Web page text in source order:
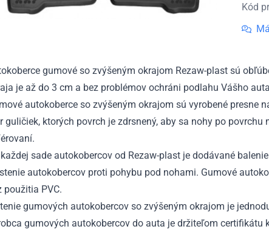
Kód
gumové so zvýšeným okrajom Rezaw-plast sú
je až do 3 cm a bez problémov ochráni podlahu Vášho
autokoberce so zvýšeným okrajom sú vyrobené presne
guličiek, ktorých povrch je zdrsnený, aby sa nohy po
sade autokobercov od Rezaw-plast je dodávané
autokobercov proti pohybu pod nohami. Gumové
použitia PVC.
gumových autokobercov so zvýšeným okrajom je
gumových autokobercov do auta je držiteľom certifikátu